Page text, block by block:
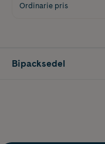
Ordinarie pris
Bipacksedel